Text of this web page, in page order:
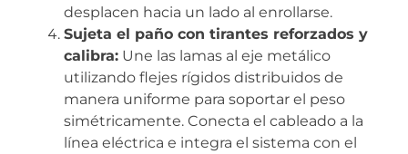
desplacen hacia un lado al enrollarse.
Sujeta el paño con tirantes reforzados y
calibra: Une las lamas al eje metálico
utilizando flejes rígidos distribuidos de
manera uniforme para soportar el peso
simétricamente. Conecta el cableado a la
línea eléctrica e integra el sistema con el